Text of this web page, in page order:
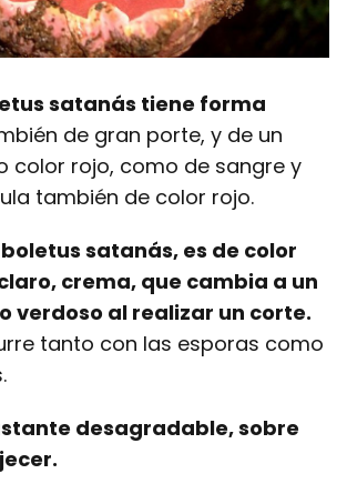
satanás tiene forma
de gran porte, y de un
color rojo, como de sangre y
también de color rojo.
satanás, es de color
crema, que cambia a un
verdoso al realizar un corte.
tanto con las esporas como
desagradable, sobre